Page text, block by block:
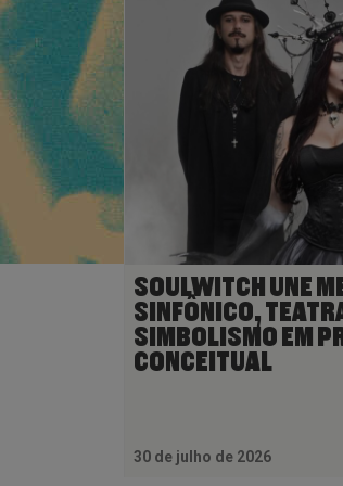
SOULWITCH UNE
SINFÔNICO,
SIMBOLISMO EM
CONCEITUAL
30 de julho de 2026